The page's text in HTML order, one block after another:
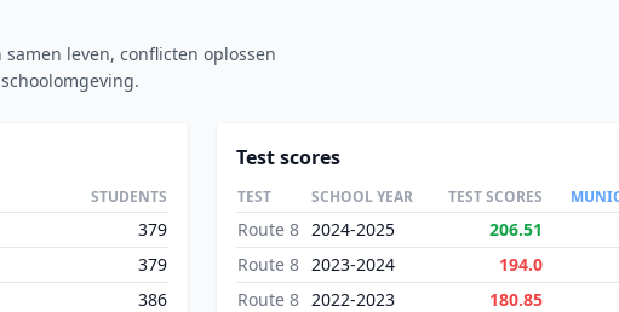
leven, conflicten oplossen
STUDENTS
379
379
386
Test scores
TEST SCHOOL YEAR TEST SCORES
Route 8 2024-2025 206.51
Route 8 2023-2024 194.0
Route 8 2022-2023 180.85